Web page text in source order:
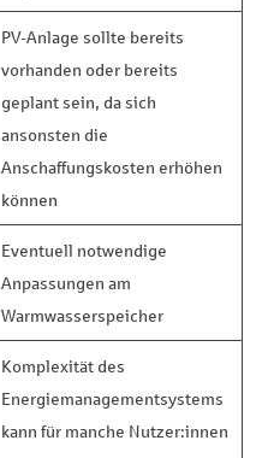
PV-Anlage sollte bereits
vorhanden oder bereits
geplant sein, da sich
ansonsten die
Anschaffungskosten erhöhen
können
Eventuell notwendige
Anpassungen am
Warmwasserspeicher
Komplexität des
Energiemanagementsystems
kann für manche Nutzer:innen